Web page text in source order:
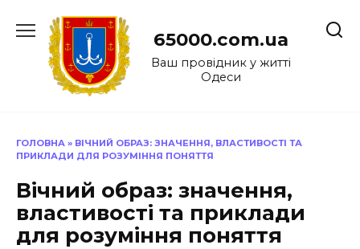
до
65000.com.ua
Ваш провідник у житті
Одеси
ГОЛОВНА » ВІЧНИЙ ОБРАЗ: ЗНАЧЕННЯ, ВЛАСТИВОСТІ ТА
ПРИКЛАДИ ДЛЯ РОЗУМІННЯ ПОНЯТТЯ
Вічний образ: значення,
властивості та приклади
для розуміння поняття